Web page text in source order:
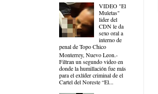
VIDEO "El
Muletas"
lider del
CDN le da
sexo oral a
interno de
penal de Topo Chico
Monterrey, Nuevo Leon.-
Filtran un segundo video en
donde la humillación fue más
para el exlíder criminal de el
Cartel del Noreste “El...